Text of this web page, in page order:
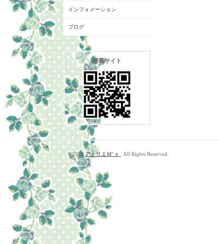
インフォメーション
ブログ
携帯サイト
©2026アトリエＭ’ｓ . All Rights Reserved.